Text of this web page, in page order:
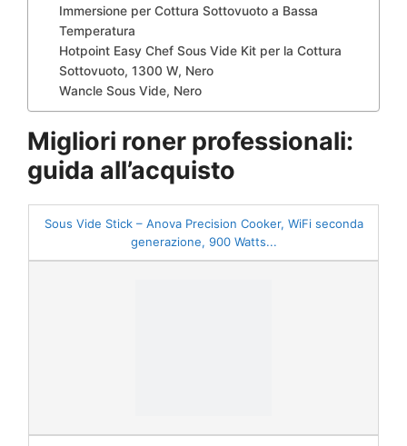
Immersione per Cottura Sottovuoto a Bassa
Temperatura
Hotpoint Easy Chef Sous Vide Kit per la Cottura
Sottovuoto, 1300 W, Nero
Wancle Sous Vide, Nero
Migliori roner professionali:
guida all’acquisto
Sous Vide Stick – Anova Precision Cooker, WiFi seconda
generazione, 900 Watts...